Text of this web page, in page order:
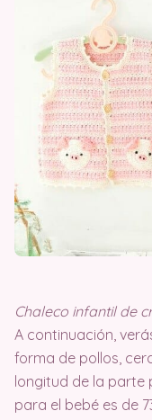
Chaleco infantil de
A continuación,
forma de pollos,
longitud de la
para el bebé es de